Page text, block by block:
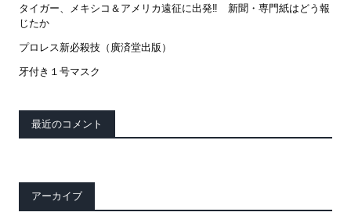
タイガー、メキシコ＆アメリカ遠征に出発‼ 新聞・専門紙はどう報
じたか
プロレス新必殺技（廣済堂出版）
牙付き１号マスク
最近のコメント
アーカイブ